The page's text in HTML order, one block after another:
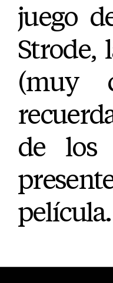
juego
Strode,
(muy
de los
película.